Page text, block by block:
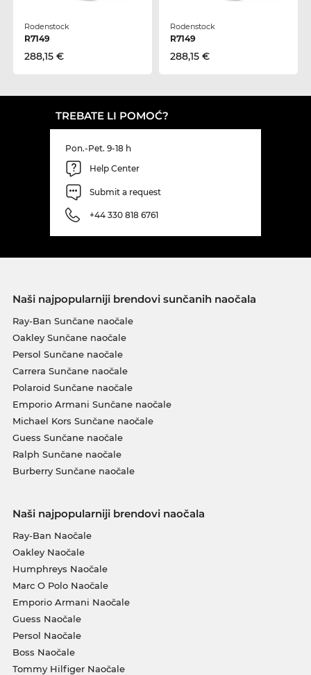
Rodenstock
R7149
288,15 €
Rodenstock
R7149
288,15 €
TREBATE LI POMOĆ?
Pon.-Pet. 9-18 h
Help Center
Submit a request
+44 330 818 6761
Naši najpopularniji brendovi sunčanih naočala
Ray-Ban Sunčane naočale
Oakley Sunčane naočale
Persol Sunčane naočale
Carrera Sunčane naočale
Polaroid Sunčane naočale
Emporio Armani Sunčane naočale
Michael Kors Sunčane naočale
Guess Sunčane naočale
Ralph Sunčane naočale
Burberry Sunčane naočale
Naši najpopularniji brendovi naočala
Ray-Ban Naočale
Oakley Naočale
Humphreys Naočale
Marc O Polo Naočale
Emporio Armani Naočale
Guess Naočale
Persol Naočale
Boss Naočale
Tommy Hilfiger Naočale